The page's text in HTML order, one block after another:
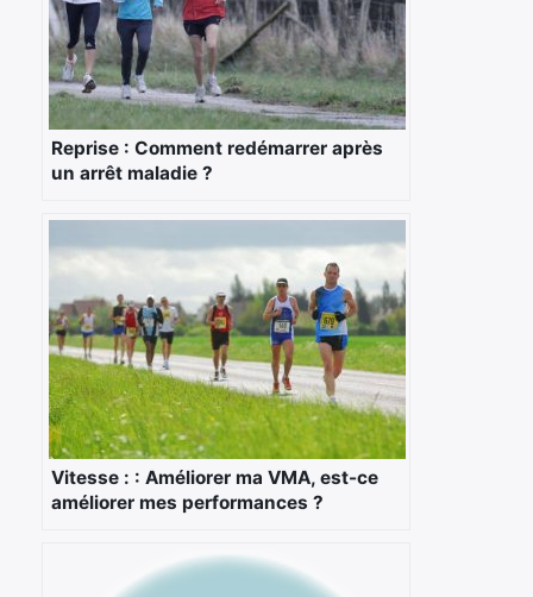
Reprise : Comment redémarrer après
un arrêt maladie ?
Vitesse : : Améliorer ma VMA, est-ce
améliorer mes performances ?
Rechercher
: